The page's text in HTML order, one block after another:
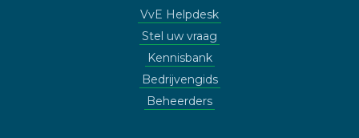
VvE Helpdesk
Stel uw vraag
Kennisbank
Bedrijvengids
Beheerders